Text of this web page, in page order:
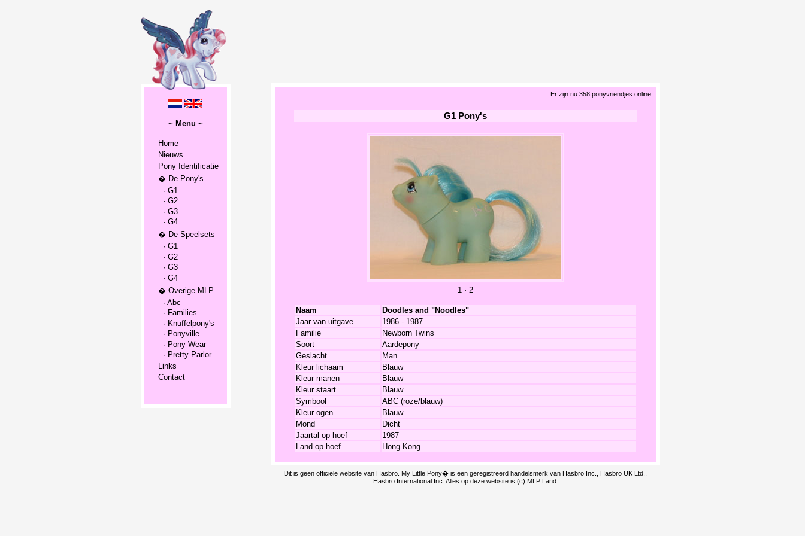
~ Menu ~
Home
Nieuws
Pony Identificatie
� De Pony's
· G1
· G2
· G3
· G4
� De Speelsets
· G1
· G2
· G3
· G4
� Overige MLP
· Abc
· Families
· Knuffelpony's
· Ponyville
· Pony Wear
· Pretty Parlor
Links
Contact
Er zijn nu 358 ponyvriendjes online.
G1 Pony's
1 · 2
Naam
Doodles and "Noodles"
Jaar van uitgave
1986 - 1987
Familie
Newborn Twins
Soort
Aardepony
Geslacht
Man
Kleur lichaam
Blauw
Kleur manen
Blauw
Kleur staart
Blauw
Symbool
ABC (roze/blauw)
Kleur ogen
Blauw
Mond
Dicht
Jaartal op hoef
1987
Land op hoef
Hong Kong
Dit is geen officiële website van Hasbro. My Little Pony� is een geregistreerd handelsmerk van Hasbro Inc., Hasbro UK Ltd.,
Hasbro International Inc. Alles op deze website is (c) MLP Land.